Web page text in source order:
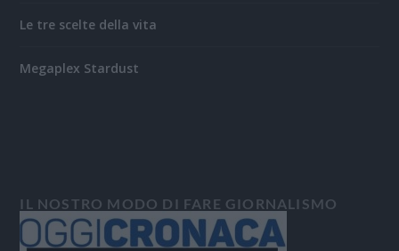
Le tre scelte della vita
Megaplex Stardust
IL NOSTRO MODO DI FARE GIORNALISMO